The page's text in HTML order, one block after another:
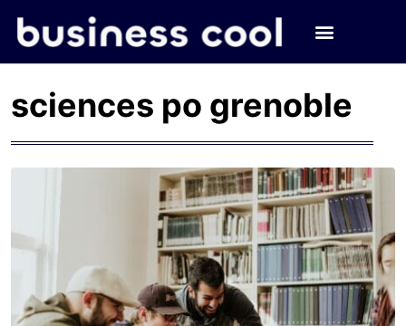
sciences po grenoble